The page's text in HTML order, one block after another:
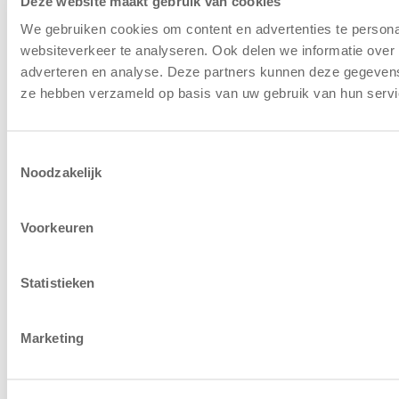
We gebruiken cookies om content en advertenties te
websiteverkeer te analyseren. Ook delen we informatie
adverteren en analyse. Deze partners kunnen deze
ze hebben verzameld op basis van uw gebruik van hun
Noodzakelijk
Voorkeuren
Statistieken
Marketing
© Copyright - Kiddoozz
Algemene Voorwaarden|Disclaimer|Cookiebeleid